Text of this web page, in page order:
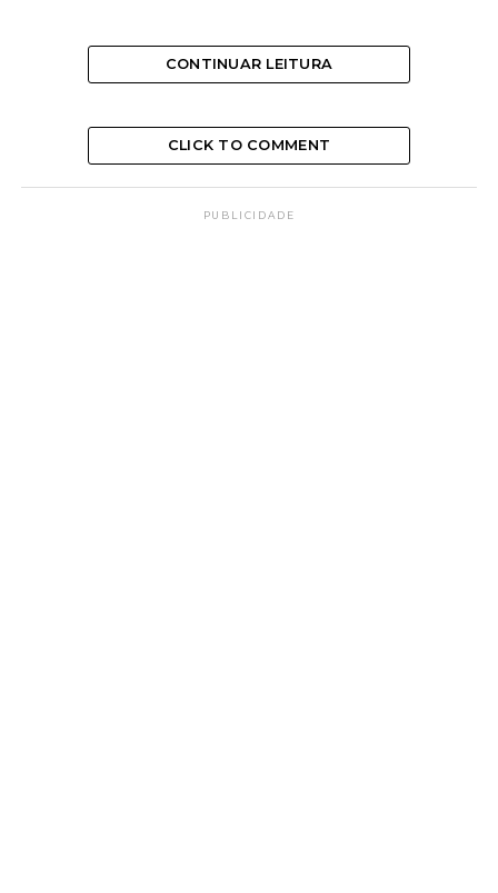
CONTINUAR LEITURA
CLICK TO COMMENT
PUBLICIDADE